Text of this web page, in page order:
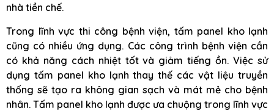
nhà tiền chế.
Trong lĩnh vực thi công bệnh viện, tấm panel kho lạnh
cũng có nhiều ứng dụng. Các công trình bệnh viện cần
có khả năng cách nhiệt tốt và giảm tiếng ồn. Việc sử
dụng tấm panel kho lạnh thay thế các vật liệu truyền
thống sẽ tạo ra không gian sạch và mát mẻ cho bệnh
nhân. Tấm panel kho lạnh được ưa chuộng trong lĩnh vực